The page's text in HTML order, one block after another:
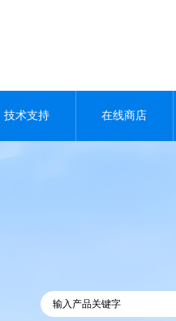
技术支持 在线商店